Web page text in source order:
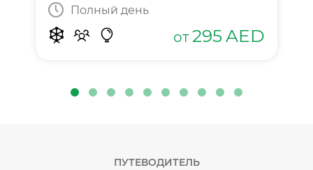
Полный день
от 295AED
ПУТЕВОДИТЕЛЬ